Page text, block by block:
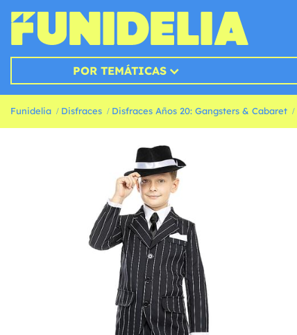
POR TEMÁTICAS
Funidelia Disfraces Disfraces Años 20: Gangsters & Cabaret